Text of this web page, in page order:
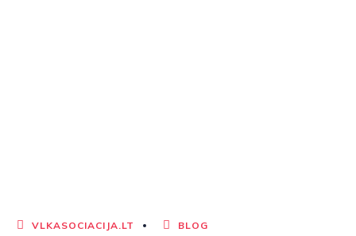
VLKASOCIACIJA.LT BLOG